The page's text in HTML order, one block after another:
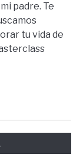
padre. Te
tu vida de